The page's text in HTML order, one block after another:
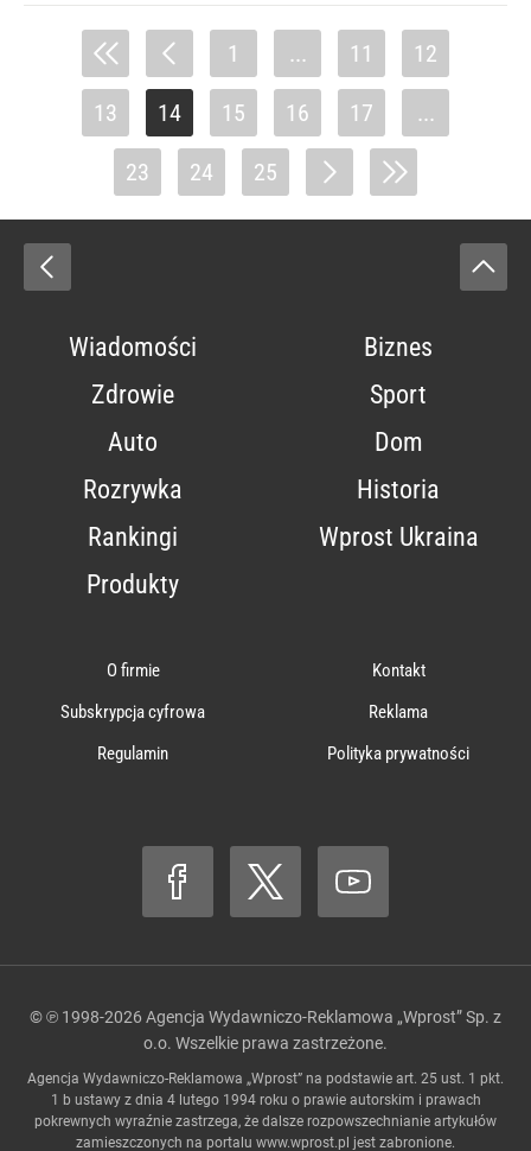
1 ... 11 12
13 14 15 16 17 ...
23 24 25
Wiadomości
Biznes
Zdrowie
Sport
Auto
Dom
Rozrywka
Historia
Rankingi
Wprost Ukraina
Produkty
O firmie
Kontakt
Subskrypcja cyfrowa
Reklama
Regulamin
Polityka prywatności
© ℗ 1998-2026 Agencja Wydawniczo-Reklamowa „Wprost” Sp. z
o.o. Wszelkie prawa zastrzeżone.
Agencja Wydawniczo-Reklamowa „Wprost” na podstawie art. 25 ust. 1 pkt.
1 b ustawy z dnia 4 lutego 1994 roku o prawie autorskim i prawach
pokrewnych wyraźnie zastrzega, że dalsze rozpowszechnianie artykułów
zamieszczonych na portalu www.wprost.pl jest zabronione.